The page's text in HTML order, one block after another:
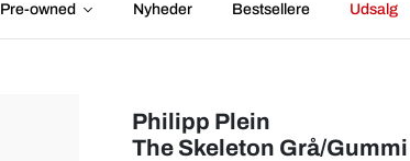
Pre-owned Nyheder Bestsellere Udsalg
Philipp Plein
The Skeleton Grå/Gummi